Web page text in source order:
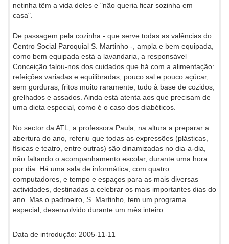
netinha têm a vida deles e "não queria ficar sozinha em
casa".
De passagem pela cozinha - que serve todas as valências do
Centro Social Paroquial S. Martinho -, ampla e bem equipada,
como bem equipada está a lavandaria, a responsável
Conceição falou-nos dos cuidados que há com a alimentação:
refeições variadas e equilibradas, pouco sal e pouco açúcar,
sem gorduras, fritos muito raramente, tudo à base de cozidos,
grelhados e assados. Ainda está atenta aos que precisam de
uma dieta especial, como é o caso dos diabéticos.
No sector da ATL, a professora Paula, na altura a preparar a
abertura do ano, referiu que todas as expressões (plásticas,
físicas e teatro, entre outras) são dinamizadas no dia-a-dia,
não faltando o acompanhamento escolar, durante uma hora
por dia. Há uma sala de informática, com quatro
computadores, e tempo e espaços para as mais diversas
actividades, destinadas a celebrar os mais importantes dias do
ano. Mas o padroeiro, S. Martinho, tem um programa
especial, desenvolvido durante um mês inteiro.
Data de introdução: 2005-11-11